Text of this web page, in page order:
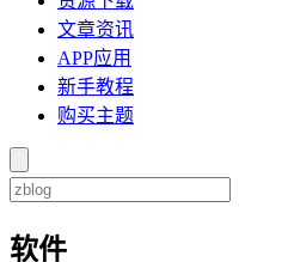
文章资讯
APP应用
新手教程
购买主题
软件